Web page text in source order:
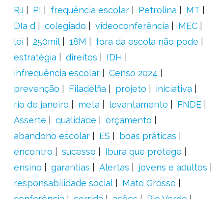
RJ
PI frequência escolar Petrolina
MT
DIa d
colegiado videoconferência
MEC
lei
250mil 18M
fora da escola não pode
estratégia
direitos
IDH
infrequência escolar
Censo 2024
prevenção
Filadélfia projeto
iniciativa
rio de janeiro
meta levantamento
FNDE
Asserte
qualidade
orçamento
abandono escolar
ES
boas práticas
encontro
sucesso
Ibura que protege
ensino
garantias Alertas
jovens e adultos
responsabilidade social
Mato Grosso